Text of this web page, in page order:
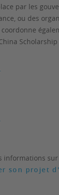
par les
ou des
Scholarship
informations
son projet